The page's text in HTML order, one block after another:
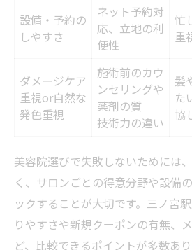
設備・予約の
しやすさ
ネット予約対
応、立地の利
便性
忙
重
ダメージケア
重視or自然な
発色重視
施術前のカウ
ンセリングや
薬剤の質
技術力の違い
髪
た
協
美容院選びで失敗しないためには
く、サロンごとの得意分野や設備
ックすることが大切です。三ノ宮
りやすさや新規クーポンの有無、
ど、比較できるポイントが多数あり